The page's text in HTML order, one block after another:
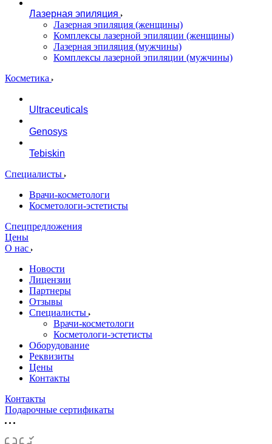
Лазерная эпиляция
Лазерная эпиляция (женщины)
Комплексы лазерной эпиляции (женщины)
Лазерная эпиляция (мужчины)
Комплексы лазерной эпиляции (мужчины)
Косметика
Ultraceuticals
Genosys
Tebiskin
Специалисты
Врачи-косметологи
Косметологи-эстетисты
Спецпредложения
Цены
О нас
Новости
Лицензии
Партнеры
Отзывы
Специалисты
Врачи-косметологи
Косметологи-эстетисты
Оборудование
Реквизиты
Цены
Контакты
Контакты
Подарочные сертификаты